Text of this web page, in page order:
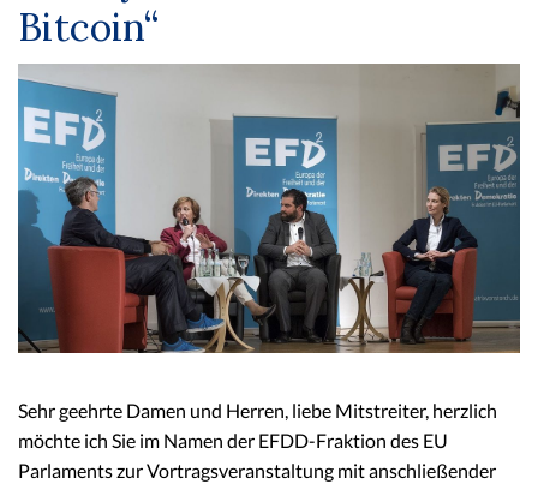
Bitcoin“
Sehr geehrte Damen und Herren, liebe Mitstreiter, herzlich
möchte ich Sie im Namen der EFDD-Fraktion des EU
Parlaments zur Vortragsveranstaltung mit anschließender